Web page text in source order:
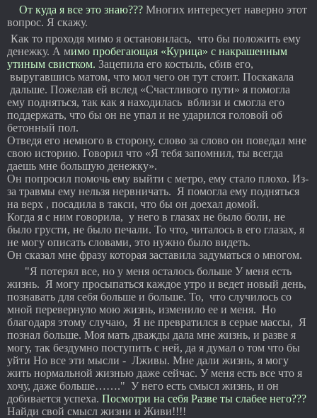
От куда я все это знаю??? Многих интересует наверно этот
вопрос. Я скажу.
Как то проходя мимо я остановилась, что бы положить ему
денежку. А мимо пробегающая «Курица» с накрашенным
утиным свистком. Зацепила его костыль, сбив его,
выругавшись матом, что мол чего он тут стоит. Поскакала
дальше. Пожелав ей вслед «Счастливого пути» я помогла
ему подняться, так как я находилась вблизи и смогла его
поддержать, что бы он не упал и не ударился головой об
бетонный пол.
Отведя его немного в сторону, слово за слово он поведал мне
свою историю. Говорил что «Я тебя запомнил, ты всегда
даешь мне большую денежку».
Он попросил помочь ему выйти с метро, ему стало плохо. Из-
за травмы ему нельзя нервничать. Я помогла ему подняться
на верх , посадила в такси, что бы он доехал домой.
Когда я с ним говорила, у него в глазах не было боли, не
было грусти, не было печали. То что, читалось в его глазах, я
не могу описать словами, это нужно было видеть.
Он сказал мне фразу которая заставила задуматься о многом.
"Я потерял все, но у меня осталось больше У меня есть
жизнь. Я могу просыпаться каждое утро и ведет новый день,
познавать для себя больше и больше. То, что случилось со
мной перевернуло мою жизнь, изменило ее и меня. Но
благодаря этому случаю, Я не превратился в серые массы, Я
познал больше. Моя мать дважды дала мне жизнь, и разве я
могу, так бездумно поступить с ней, да я думал о том что бы
уйти Но все эти мысли - Лживы. Мне дали жизнь, я могу
жить нормальной жизнью даже сейчас. У меня есть все что я
хочу, даже больше……." У него есть смысл жизнь, и он
добивается успеха. Посмотри на себя Разве ты слабее него???
Найди свой смысл жизни и Живи!!!!